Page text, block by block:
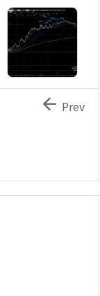
 Prev